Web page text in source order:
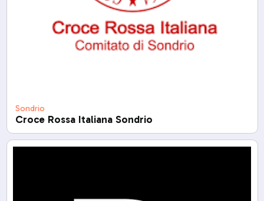
Sondrio
Croce Rossa Italiana Sondrio